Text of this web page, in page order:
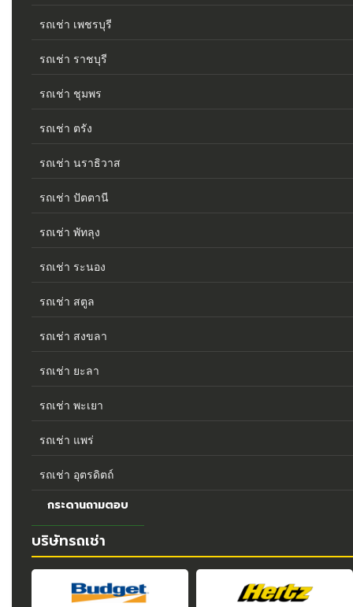
รถเช่า เพชรบุรี
รถเช่า ราชบุรี
รถเช่า ชุมพร
รถเช่า ตรัง
รถเช่า นราธิวาส
รถเช่า ปัตตานี
รถเช่า พัทลุง
รถเช่า ระนอง
รถเช่า สตูล
รถเช่า สงขลา
รถเช่า ยะลา
รถเช่า พะเยา
รถเช่า แพร่
รถเช่า อุตรดิตถ์
กระดานถามตอบ
บริษัทรถเช่า